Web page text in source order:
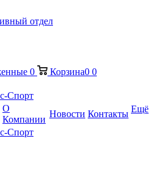
отдел
0 Корзина0 0
О
Компании
Новости Контакты Ещё